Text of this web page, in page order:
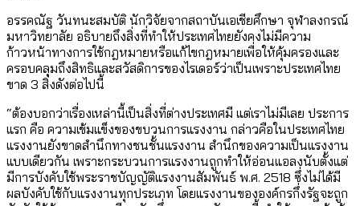
อรรคณัฐ วันทนะสมบัติ นักวิจัยจากสถาบันเอเชียศึกษา จุฬาลงกรณ์
มหาวิทยาลัย อธิบายถึงสิ่งที่ทำให้ประเทศไทยยังคงไม่มีความ
ก้าวหน้าทางการใช้กฎหมายหรือแก้ไขกฎหมายเพื่อให้คุ้มครองและ
ครอบคลุมถึงสิทธิและสวัสดิการของไรเดอร์ว่าเป็นเพราะประเทศไทย
ขาด 3 สิ่งดังต่อไปนี้
“ต้องบอกว่าเรื่องเหล่านี้เป็นสิ่งที่ต่างประเทศมี แต่เราไม่มีเลย ประการ
แรก คือ ความเข้มแข็งของขบวนการแรงงาน กล่าวคือในประเทศไทย
แรงงานยังขาดสำนึกทางชนชั้นแรงงาน สำนึกของความเป็นแรงงาน
แบบเดียวกัน เพราะกระบวนการแรงงานถูกทำให้อ่อนแอลงนับตั้งแต่
มีการบังคับใช้พระราชบัญญัติแรงงานสัมพันธ์ พ.ศ. 2518 ซึ่งไม่ได้มี
ผลบังคับใช้กับแรงงานทุกประเภท โดยแรงงานขององค์กรกึ่งรัฐจะถูก